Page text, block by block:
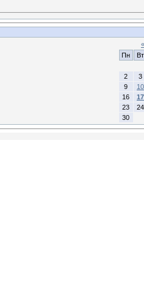
«
Пн
Вт
2
3
9
10
16
17
23
24
30